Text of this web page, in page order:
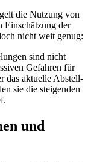
die Nutzung von
Einschätzung der
nicht weit genug:
sind nicht
Gefahren für
das aktuelle Abstell-
sie die steigenden
und